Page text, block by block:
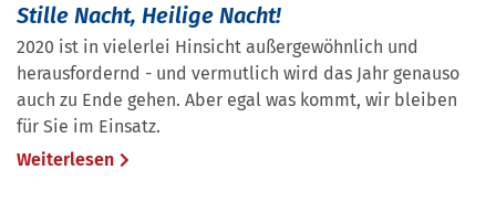
Stille Nacht, Heilige Nacht!
2020 ist in vielerlei Hinsicht außergewöhnlich und
herausfordernd - und vermutlich wird das Jahr genauso
auch zu Ende gehen. Aber egal was kommt, wir bleiben
für Sie im Einsatz.
Weiterlesen